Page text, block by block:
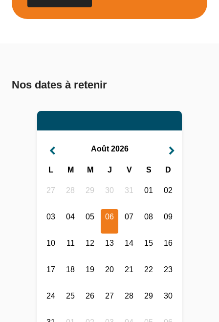
Nos dates à retenir
Août 2026
L M M J V S D
27 28 29 30 31 01 02
03 04 05 06 07 08 09
10 11 12 13 14 15 16
17 18 19 20 21 22 23
24 25 26 27 28 29 30